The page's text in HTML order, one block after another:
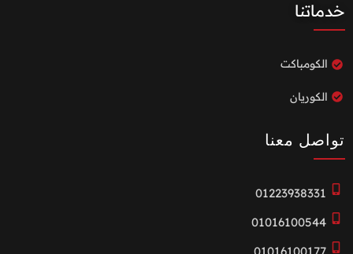
خدماتنا
الكومباكت
الكوريان
تواصل معنا
01223938331
01016100544
01016100177